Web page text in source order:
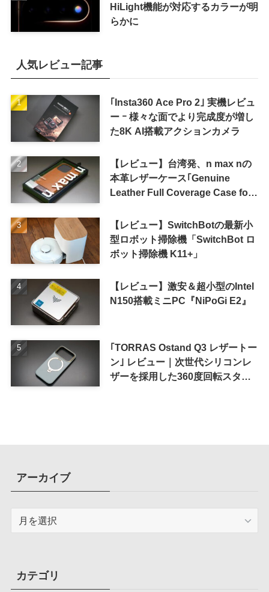
HiLight機能が対応するカラーが明
らかに
人気レビュー記事
｢Insta360 Ace Pro 2｣ 実機レビュ
ー ｰ 様々な面でより完成度が増し
た8K AI搭載アクションカメラ
【レビュー】台湾発、n max nの
本革レザーケース｢Genuine
Leather Full Coverage Case for
【レビュー】SwitchBotの最新小
型ロボット掃除機「SwitchBot ロ
ボット掃除機 K11+」
【レビュー】激安＆超小型のIntel
N150搭載ミニPC『NiPoGi E2』
｢TORRAS Ostand Q3 レザートー
ン｣ レビュー｜次世代シリコンレ
ザーを採用した360度回転スタン
アーカイブ
ブカテゴリ